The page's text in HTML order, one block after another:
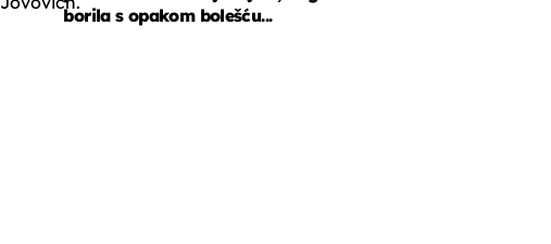
borila s opakom bolešću...